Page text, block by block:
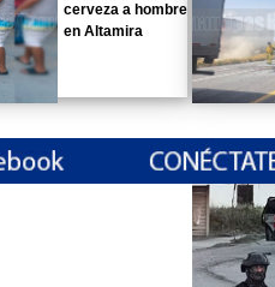
cerveza a hombre
en Altamira